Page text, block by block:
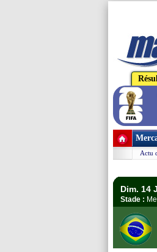
Actu
Dim. 14
Stade :